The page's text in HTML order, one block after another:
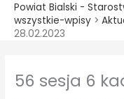
Powiat Bialski -
wszystkie-wpisy >
28.02.2023
56 sesja 6